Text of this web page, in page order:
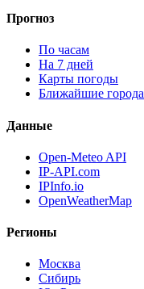
Прогноз
По часам
На 7 дней
Карты погоды
Ближайшие города
Данные
Open-Meteo API
IP-API.com
IPInfo.io
OpenWeatherMap
Регионы
Москва
Сибирь